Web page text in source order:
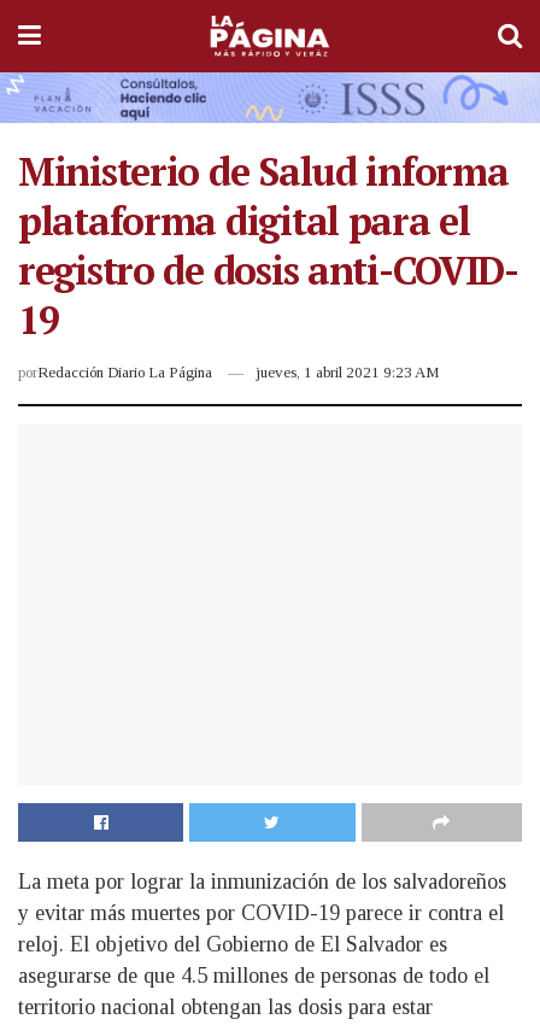
Ministerio de Salud informa
plataforma digital para el
registro de dosis anti-COVID-
19
porRedacción Diario La Página jueves, 1 abril 2021 9:23 AM
La meta por lograr la inmunización de los salvadoreños
y evitar más muertes por COVID-19 parece ir contra el
reloj. El objetivo del Gobierno de El Salvador es
asegurarse de que 4.5 millones de personas de todo el
territorio nacional obtengan las dosis para estar